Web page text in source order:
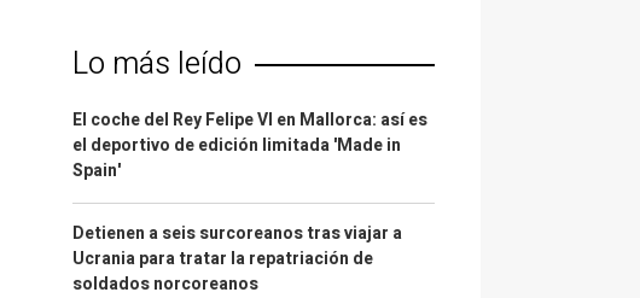
Lo más leído
El coche del Rey Felipe VI en Mallorca: así es
el deportivo de edición limitada 'Made in
Spain'
Detienen a seis surcoreanos tras viajar a
Ucrania para tratar la repatriación de
soldados norcoreanos